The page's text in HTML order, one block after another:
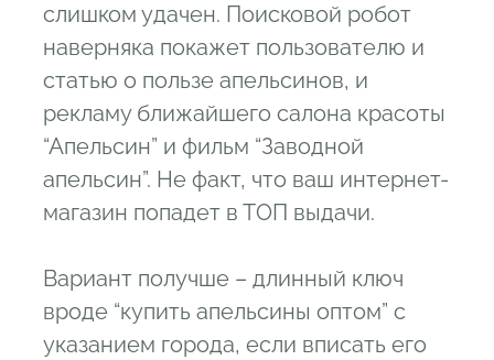
слишком удачен. Поисковой робот
наверняка покажет пользователю и
статью о пользе апельсинов, и
рекламу ближайшего салона красоты
“Апельсин” и фильм “Заводной
апельсин”. Не факт, что ваш интернет-
магазин попадет в ТОП выдачи.
Вариант получше – длинный ключ
вроде “купить апельсины оптом” с
указанием города, если вписать его